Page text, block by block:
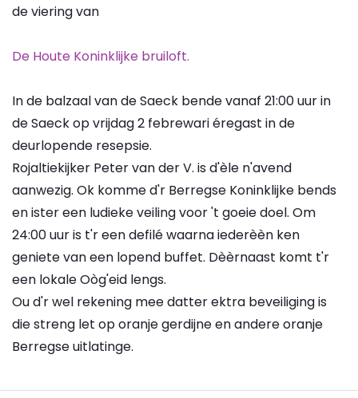
de viering van
De Houte Koninklijke bruiloft.
In de balzaal van de Saeck bende vanaf 21:00 uur in
de Saeck op vrijdag 2 febrewari éregast in de
deurlopende resepsie.
Rojaltiekijker Peter van der V. is d'èle n'avend
aanwezig. Ok komme d'r Berregse Koninklijke bends
en ister een ludieke veiling voor 't goeie doel. Om
24:00 uur is t'r een defilé waarna iederèèn ken
geniete van een lopend buffet. Dèèrnaast komt t'r
een lokale Oòg'eid lengs.
Ou d'r wel rekening mee datter ektra beveiliging is
die streng let op oranje gerdijne en andere oranje
Berregse uitlatinge.